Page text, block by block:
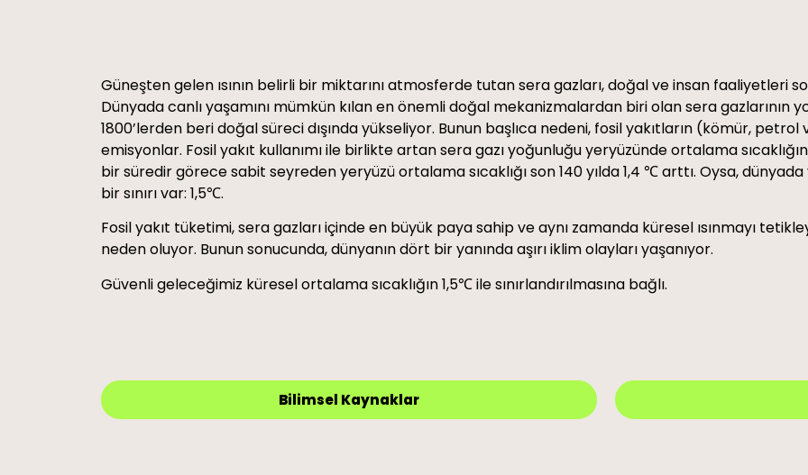
Güneşten gelen ısının belirli bir miktarını atmosferde tutan sera gazları, doğal ve insan faaliyetleri
Dünyada canlı yaşamını mümkün kılan en önemli doğal mekanizmalardan biri olan sera gazlarının
1800’lerden beri doğal süreci dışında yükseliyor. Bunun başlıca nedeni, fosil yakıtların (kömür, petrol
emisyonlar. Fosil yakıt kullanımı ile birlikte artan sera gazı yoğunluğu yeryüzünde ortalama
bir süredir görece sabit seyreden yeryüzü ortalama sıcaklığı son 140 yılda 1,4 ℃ arttı. Oysa, dünyada
bir sınırı var: 1,5℃.
Fosil yakıt tüketimi, sera gazları içinde en büyük paya sahip ve aynı zamanda küresel ısınmayı
neden oluyor. Bunun sonucunda, dünyanın dört bir yanında aşırı iklim olayları yaşanıyor.
Güvenli geleceğimiz küresel ortalama sıcaklığın 1,5℃ ile sınırlandırılmasına bağlı.
Bilimsel Kaynaklar